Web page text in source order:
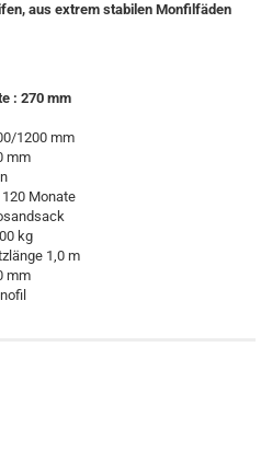
aus extrem stabilen Monfilfäden
: 270 mm
1200 mm
mm
Monate
kg
1,0 m
mm